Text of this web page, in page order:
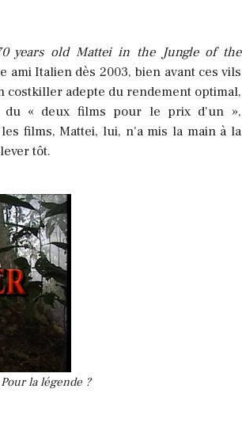
years old Mattei in the Jungle of the
Italien dès 2003, bien avant ces vils
costkiller adepte du rendement optimal,
du « deux films pour le prix d'un »,
films, Mattei, lui, n'a mis la main à la
tôt.
la légende ?